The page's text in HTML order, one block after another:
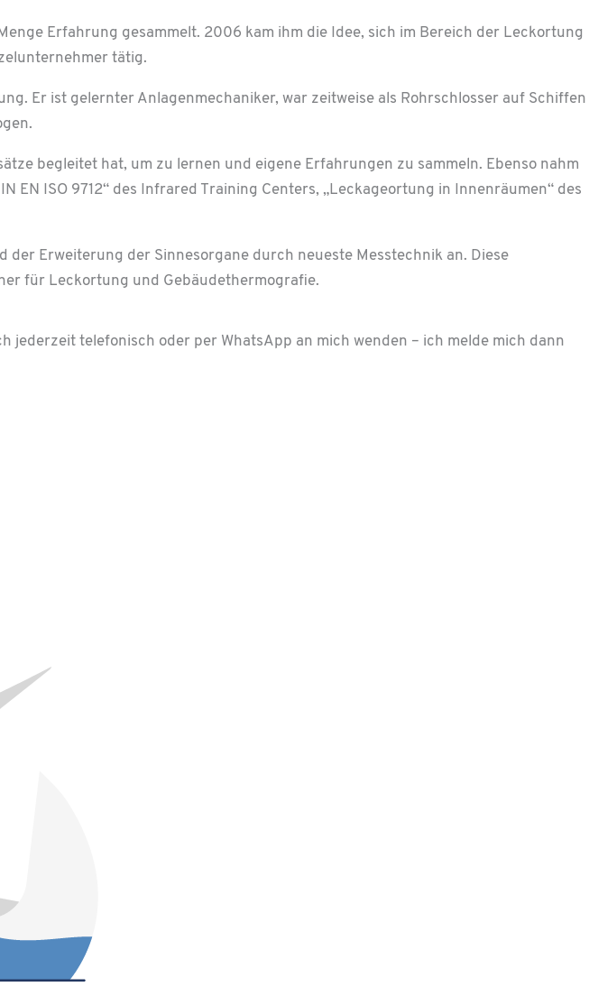
Erfahrung gesammelt. 2006 kam ihm die Idee, sich im Bereich der Leckortung
tätig.
Er ist gelernter Anlagenmechaniker, war zeitweise als Rohrschlosser auf Schiffen
begleitet hat, um zu lernen und eigene Erfahrungen zu sammeln. Ebenso nahm
ISO 9712“ des Infrared Training Centers, „Leckageortung in Innenräumen“ des
Erweiterung der Sinnesorgane durch neueste Messtechnik an. Diese
für Leckortung und Gebäudethermografie.
jederzeit telefonisch oder per WhatsApp an mich wenden – ich melde mich dann